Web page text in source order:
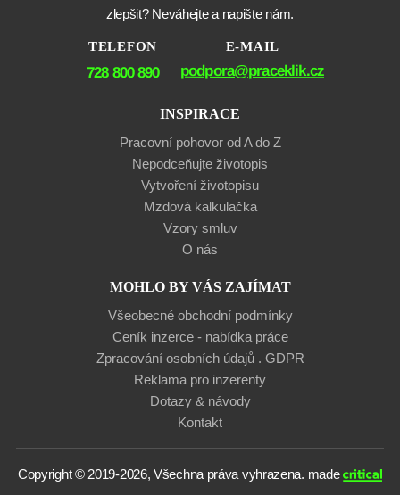
zlepšit? Neváhejte a napište nám.
TELEFON
728 800 890
E-MAIL
podpora@praceklik.cz
INSPIRACE
Pracovní pohovor od A do Z
Nepodceňujte životopis
Vytvoření životopisu
Mzdová kalkulačka
Vzory smluv
O nás
MOHLO BY VÁS ZAJÍMAT
Všeobecné obchodní podmínky
Ceník inzerce - nabídka práce
Zpracování osobních údajů . GDPR
Reklama pro inzerenty
Dotazy & návody
Kontakt
Copyright © 2019-2026, Všechna práva vyhrazena. made